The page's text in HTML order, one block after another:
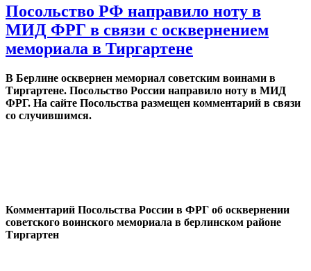
Посольство РФ направило ноту в
МИД ФРГ в связи с осквернением
мемориала в Тиргартене
В Берлине осквернен мемориал советским воинами в
Тиргартене. Посольство России направило ноту в МИД
ФРГ. На сайте Посольства размещен комментарий в связи
со случившимся.
Комментарий Посольства России в ФРГ об осквернении
советского воинского мемориала в берлинском районе
Тиргартен